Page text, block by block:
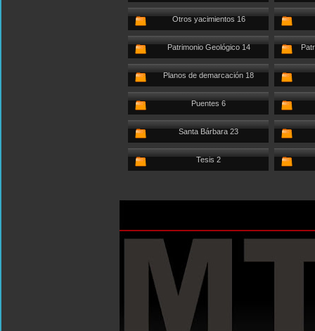
Otros yacimientos 16
Patrimonio Geológico 14
Planos de demarcación 18
Puentes 6
Santa Bárbara 23
Tesis 2